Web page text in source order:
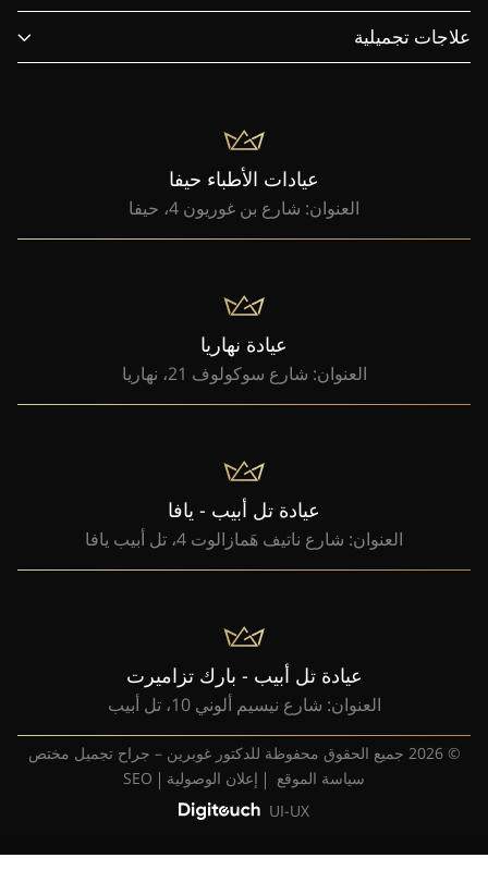
علاجات تجميلية
عيادات الأطباء حيفا
العنوان: شارع بن غوريون 4، حيفا
عيادة نهاريا
العنوان: شارع سوكولوف 21، نهاريا
عيادة تل أبيب - يافا
العنوان: شارع ناتيف هَمازالوت 4، تل أبيب يافا
عيادة تل أبيب - بارك تزاميرت
العنوان: شارع نيسيم ألوني 10، تل أبيب
© 2026 جميع الحقوق محفوظة للدكتور غوبرين – جراح تجميل مختص
سياسة الموقع
إعلان الوصولية
SEO
UI-UX